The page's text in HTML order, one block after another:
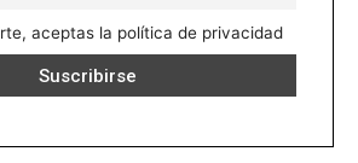
aceptas la política de privacidad